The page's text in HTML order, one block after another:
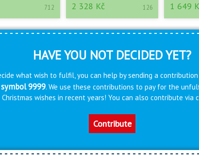
712 2 328 Kč 126 1 649
HAVE YOU NOT DECIDED YET?
what wish to fulfil, you can help by sending a
9999. We use these contributions to pay for the
wishes in recent years! You can also contribute via
Contribute